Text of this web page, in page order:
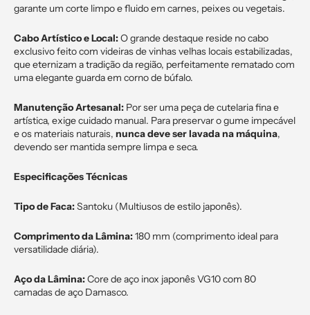
garante um corte limpo e fluido em carnes, peixes ou vegetais.
Cabo Artístico e Local:O grande destaque reside no cabo
exclusivo feito com videiras de vinhas velhas locais estabilizadas,
que eternizam a tradição da região, perfeitamente rematado com
uma elegante guarda em corno de búfalo.
Manutenção Artesanal: Por ser uma peça de cutelaria fina e
artística, exige cuidado manual. Para preservar o gume impecável
e os materiais naturais, nunca deve ser lavada na máquina,
devendo ser mantida sempre limpa e seca.
Especificações Técnicas
Tipo de Faca:Santoku (Multiusos de estilo japonês).
Comprimento da Lâmina:180 mm (comprimento ideal para
versatilidade diária).
Aço da Lâmina:Core de aço inox japonês VG10 com 80
camadas de aço Damasco.